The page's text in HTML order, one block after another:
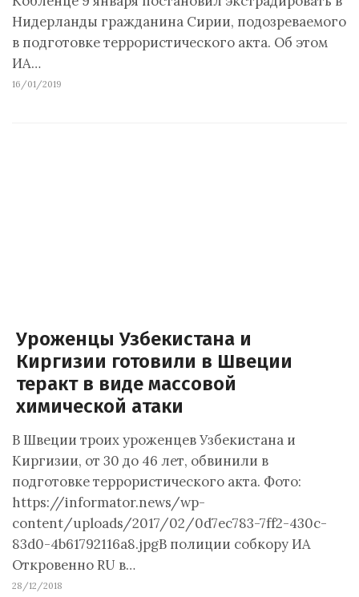
Нидерланды гражданина Сирии, подозреваемого
в подготовке террористического акта. Об этом
ИА…
16/01/2019
Уроженцы Узбекистана и
Киргизии готовили в Швеции
теракт в виде массовой
химической атаки
В Швеции троих уроженцев Узбекистана и
Киргизии, от 30 до 46 лет, обвинили в
подготовке террористического акта. Фото:
https://informator.news/wp-
content/uploads/2017/02/0d7ec783-7ff2-430c-
83d0-4b61792116a8.jpgВ полиции собкору ИА
Откровенно RU в…
28/12/2018